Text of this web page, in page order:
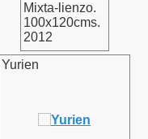
Mixta-lienzo.
100x120cms.
2012
Yurien